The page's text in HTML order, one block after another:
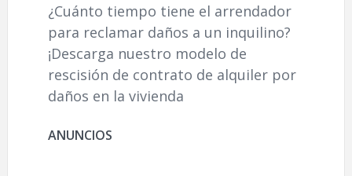
¿Cuánto tiempo tiene el arrendador
para reclamar daños a un inquilino?
¡Descarga nuestro modelo de
rescisión de contrato de alquiler por
daños en la vivienda
ANUNCIOS